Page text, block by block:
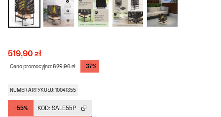
519,90 zł
Cena promocyjna:829,90 zł -37%
NUMER ARTYKUŁU: 10041355
-55% KOD: SALE55P